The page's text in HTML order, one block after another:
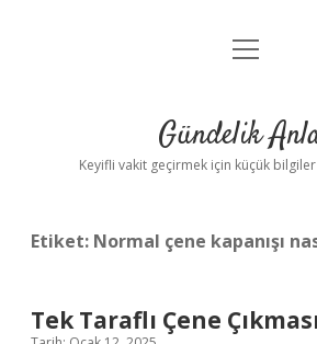
Anasayfa
Yasal Uyarı
menüyü
Gündelik
Keyifli vakit geçirmek için küçük
Etiket: Normal çene kapanışı
Tek Taraflı Çene